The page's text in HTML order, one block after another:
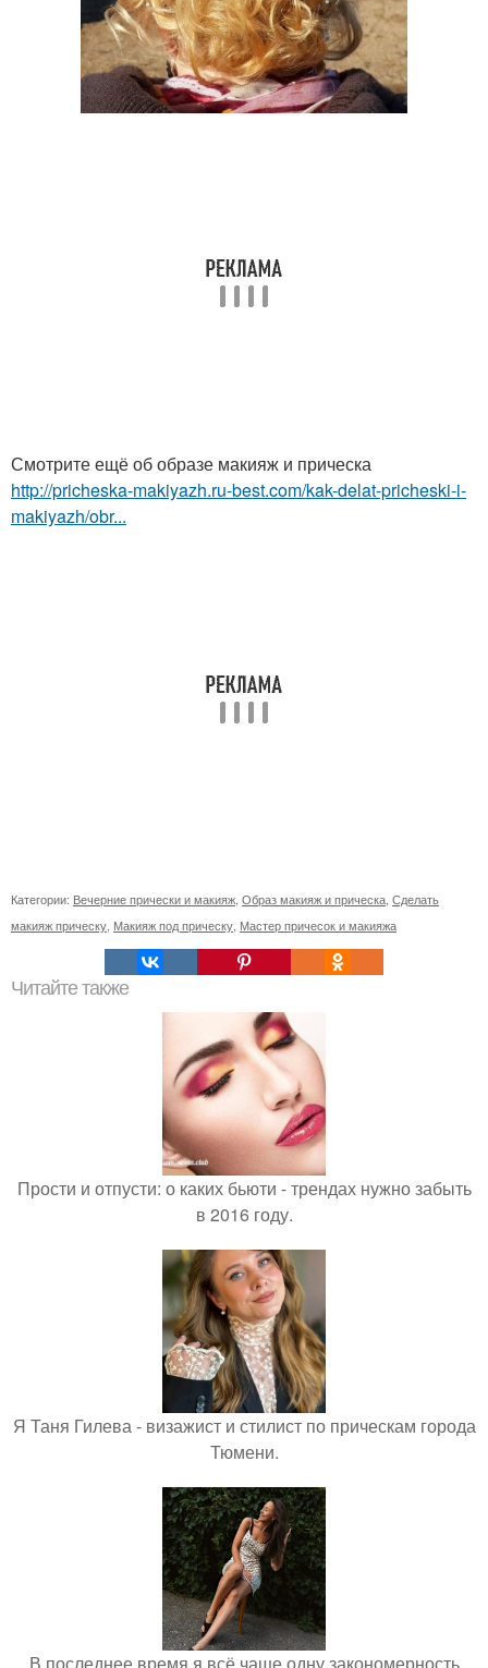
Смотрите ещё об образе макияж и прическа
http://pricheska-makiyazh.ru-best.com/kak-delat-pricheski-i-
makiyazh/obr...
Категории: Вечерние прически и макияж Образ макияж и прическа Сделать
макияж прическу Макияж под прическу Мастер причесок и макияжа
Читайте также
Прости и отпусти: о каких бьюти - трендах нужно забыть
в 2016 году.
Я Таня Гилева - визажист и стилист по прическам города
Тюмени.